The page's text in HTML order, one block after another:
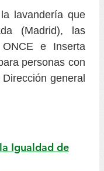
lavandería que
(Madrid), las
ONCE e Inserta
personas con
general
Igualdad de